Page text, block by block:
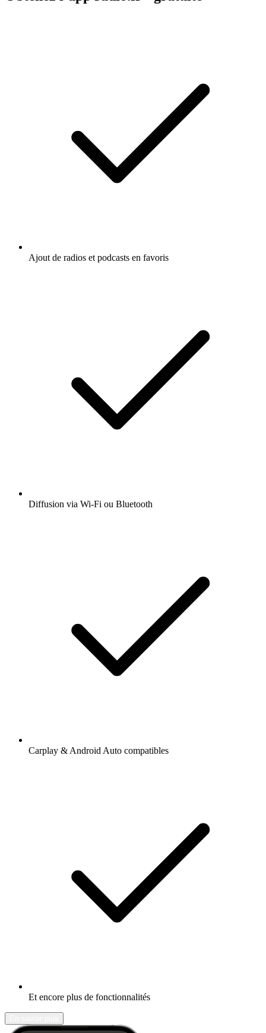
Ajout de radios et podcasts en favoris
Diffusion via Wi-Fi ou Bluetooth
Carplay & Android Auto compatibles
Et encore plus de fonctionnalités